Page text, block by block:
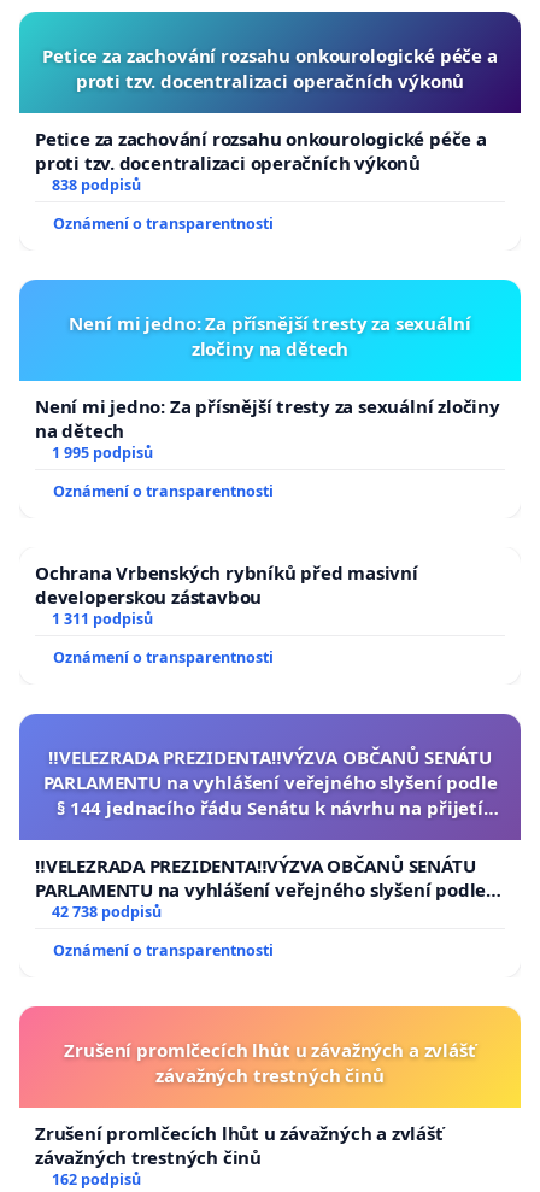
Petice za zachování rozsahu onkourologické péče a
proti tzv. docentralizaci operačních výkonů
Petice za zachování rozsahu onkourologické péče a
proti tzv. docentralizaci operačních výkonů
838 podpisů
Oznámení o transparentnosti
Není mi jedno: Za přísnější tresty za sexuální
zločiny na dětech
Není mi jedno: Za přísnější tresty za sexuální zločiny
na dětech
1 995 podpisů
Oznámení o transparentnosti
Ochrana Vrbenských rybníků před masivní
developerskou zástavbou
1 311 podpisů
Oznámení o transparentnosti
‼️VELEZRADA PREZIDENTA‼️VÝZVA OBČANŮ SENÁTU
PARLAMENTU na vyhlášení veřejného slyšení podle
§ 144 jednacího řádu Senátu k návrhu na přijetí
republiky
‼️VELEZRADA PREZIDENTA‼️VÝZVA OBČANŮ SENÁTU
PARLAMENTU na vyhlášení veřejného slyšení podle §
144 jednacího řádu Senátu k návrhu na přijetí
usnesení k podání ústavní žaloby na prezidenta
republiky
42 738 podpisů
Oznámení o transparentnosti
Zrušení promlčecích lhůt u závažných a zvlášť
závažných trestných činů
Zrušení promlčecích lhůt u závažných a zvlášť
závažných trestných činů
162 podpisů